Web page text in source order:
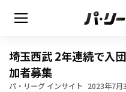
埼玉西武 2年連続で入
加者募集
パ・リーグ インサイト 2023年7月